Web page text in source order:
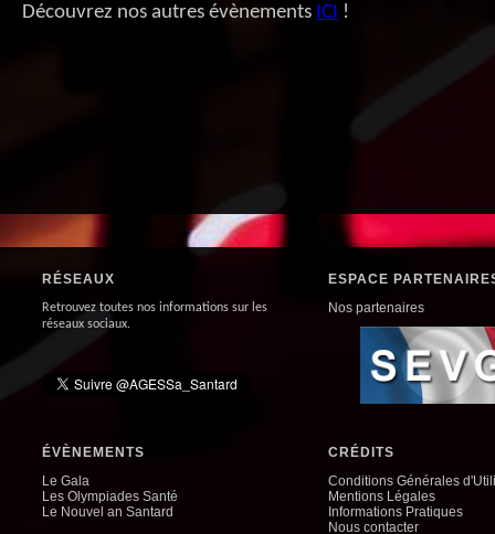
Découvrez nos autres évènements ICI !
RÉSEAUX
Retrouvez toutes nos informations sur les
réseaux sociaux.
ESPACE
Nos partenaires
ÉVÈNEMENTS
Le Gala
Les Olympiades Santé
Le Nouvel an Santard
CRÉDITS
Conditions Générales
Mentions Légales
Informations Pratiques
Nous contacter